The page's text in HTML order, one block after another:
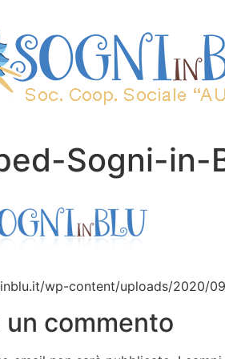
Sogni-in-
wp-content/uploads/2020/
un commento